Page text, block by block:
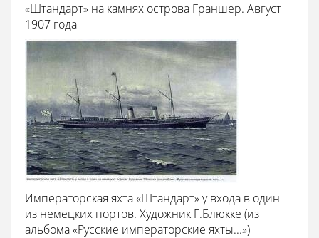
«Штандарт» на камнях острова Граншер. Август
1907 года
Императорская яхта «Штандарт» у входа в один
из немецких портов. Художник Г.Блюкке (из
альбома «Русские императорские яхты...»)